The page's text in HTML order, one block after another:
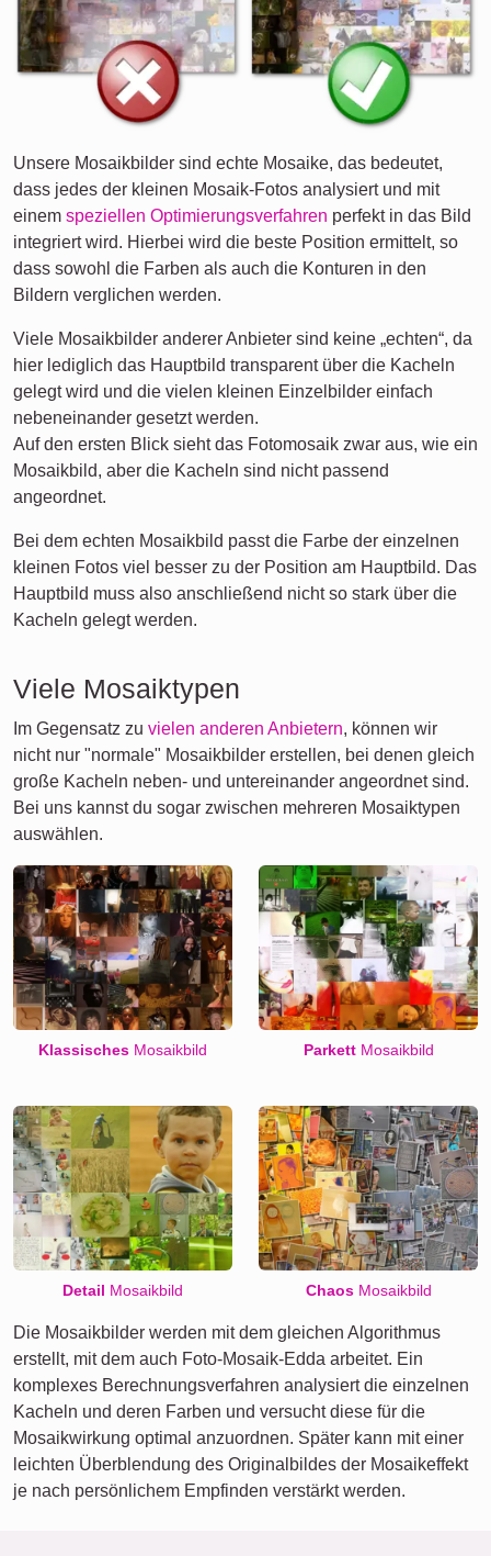
Unsere Mosaikbilder sind echte Mosaike, das bedeutet,
dass jedes der kleinen Mosaik-Fotos analysiert und mit
einem speziellen Optimierungsverfahren perfekt in das Bild
integriert wird. Hierbei wird die beste Position ermittelt, so
dass sowohl die Farben als auch die Konturen in den
Bildern verglichen werden.
Viele Mosaikbilder anderer Anbieter sind keine „echten“, da
hier lediglich das Hauptbild transparent über die Kacheln
gelegt wird und die vielen kleinen Einzelbilder einfach
nebeneinander gesetzt werden.
Auf den ersten Blick sieht das Fotomosaik zwar aus, wie ein
Mosaikbild, aber die Kacheln sind nicht passend
angeordnet.
Bei dem echten Mosaikbild passt die Farbe der einzelnen
kleinen Fotos viel besser zu der Position am Hauptbild. Das
Hauptbild muss also anschließend nicht so stark über die
Kacheln gelegt werden.
Viele Mosaiktypen
Im Gegensatz zu vielen anderen Anbietern, können wir
nicht nur "normale" Mosaikbilder erstellen, bei denen gleich
große Kacheln neben- und untereinander angeordnet sind.
Bei uns kannst du sogar zwischen mehreren Mosaiktypen
auswählen.
Klassisches Mosaikbild ParkettMosaikbild
Detail Mosaikbild ChaosMosaikbild
Die Mosaikbilder werden mit dem gleichen Algorithmus
erstellt, mit dem auch Foto-Mosaik-Edda arbeitet. Ein
komplexes Berechnungsverfahren analysiert die einzelnen
Kacheln und deren Farben und versucht diese für die
Mosaikwirkung optimal anzuordnen. Später kann mit einer
leichten Überblendung des Originalbildes der Mosaikeffekt
je nach persönlichem Empfinden verstärkt werden.